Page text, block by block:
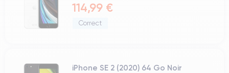
114,99 €
Correct
iPhone SE 2 (2020) 64 Go Noir